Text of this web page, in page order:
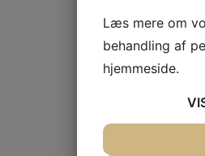
Læs mere om
behandling af
hjemmeside.